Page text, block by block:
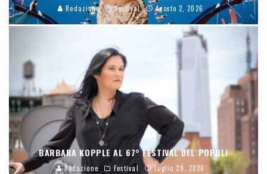
Redazione Festival Agosto 2, 2026
BARBARA KOPPLE AL 67° FESTIVAL DEL POPOLI
Redazione Festival Luglio 29, 2026